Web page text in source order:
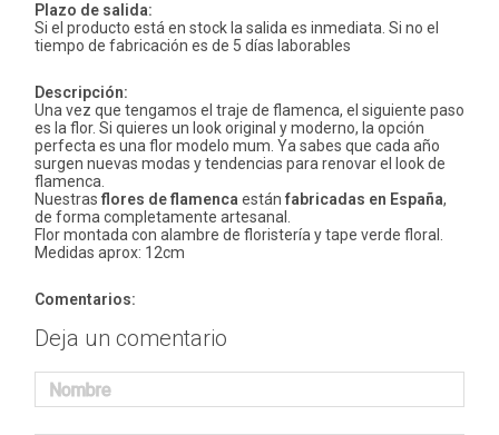
Plazo de salida:
Si el producto está en stock la salida es inmediata. Si no el
tiempo de fabricación es de 5 días laborables
Descripción:
Una vez que tengamos el traje de flamenca, el siguiente paso
es la flor. Si quieres un look original y moderno, la opción
perfecta es una flor modelo mum. Ya sabes que cada año
surgen nuevas modas y tendencias para renovar el look de
flamenca.
Nuestras flores de flamenca están fabricadas en España,
de forma completamente artesanal.
Flor montada con alambre de floristería y tape verde floral.
Medidas aprox: 12cm
Comentarios:
Deja un comentario
Nombre